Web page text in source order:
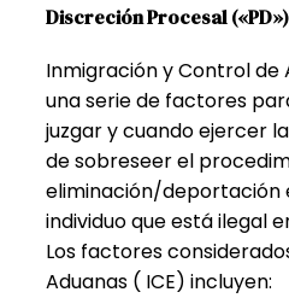
Discreción Procesal
Inmigración y Control de
una serie de factores
juzgar y cuando ejercer
de sobreseer el
eliminación/deportación
individuo que está ilegal
Los factores
Aduanas ( ICE) incluyen: